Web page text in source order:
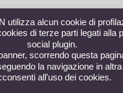
utilizza alcun cookie di
di terze parti legati alla
social plugin.
scorrendo questa
la navigazione in
all′uso dei cookies.